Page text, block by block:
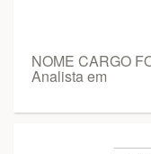
NOME CARGO
Analista em